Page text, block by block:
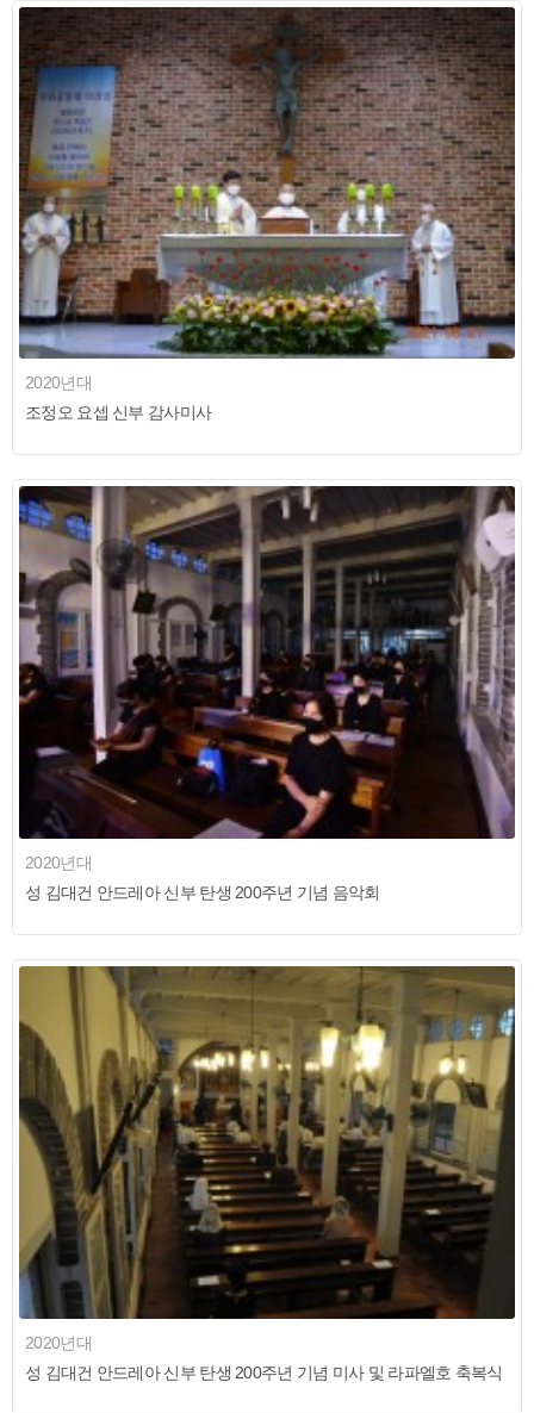
2020년대
조정오 요셉 신부 감사미사
2020년대
성 김대건 안드레아 신부 탄생 200주년 기념 음악회
2020년대
성 김대건 안드레아 신부 탄생 200주년 기념 미사 및 라파엘호 축복식